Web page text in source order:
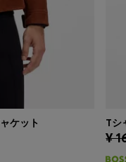
ケット Tシ
¥